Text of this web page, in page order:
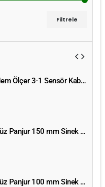
Filtrele
Dijital Sıcaklık Nem Ölçer 3-1 Sensör Kablolu
Raksan Smart Düz Panjur 150 mm Sinek Telli
Raksan Smart Düz Panjur 100 mm Sinek Telli